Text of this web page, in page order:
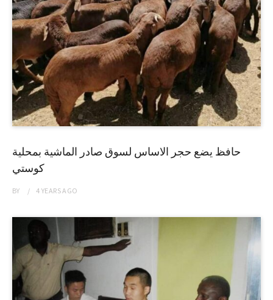
حافظ يضع حجر الاساس لسوق صادر الماشية بمحلية
كوستي
BY 4 YEARSAGO